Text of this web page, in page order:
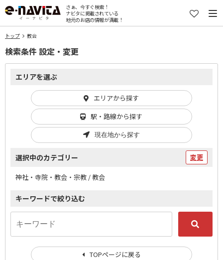
さぁ、今すぐ検索！
ナビタに掲載されている
地元のお店の情報が満載！
トップ 教会
検索条件 設定・変更
エリアを選ぶ
エリアから探す
駅・路線から探す
現在地から探す
選択中のカテゴリー 変更
神社・寺院・教会・宗教 / 教会
キーワードで絞り込む
TOPページに戻る